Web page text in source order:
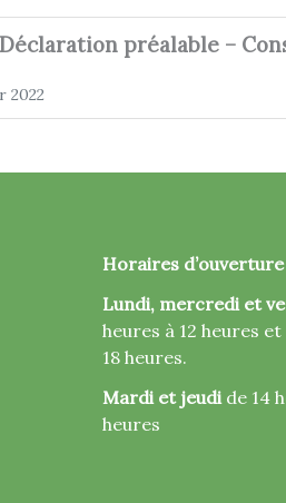
Déclaration préalable –
2022
Horaires
Lundi, mercredi et
heures à 12 heures
18 heures.
Mardi et jeudi de 14
heures